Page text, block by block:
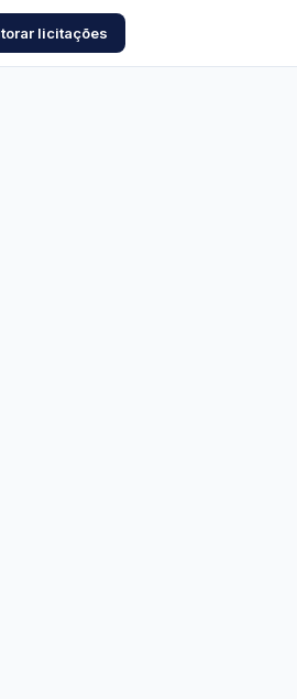
licitações